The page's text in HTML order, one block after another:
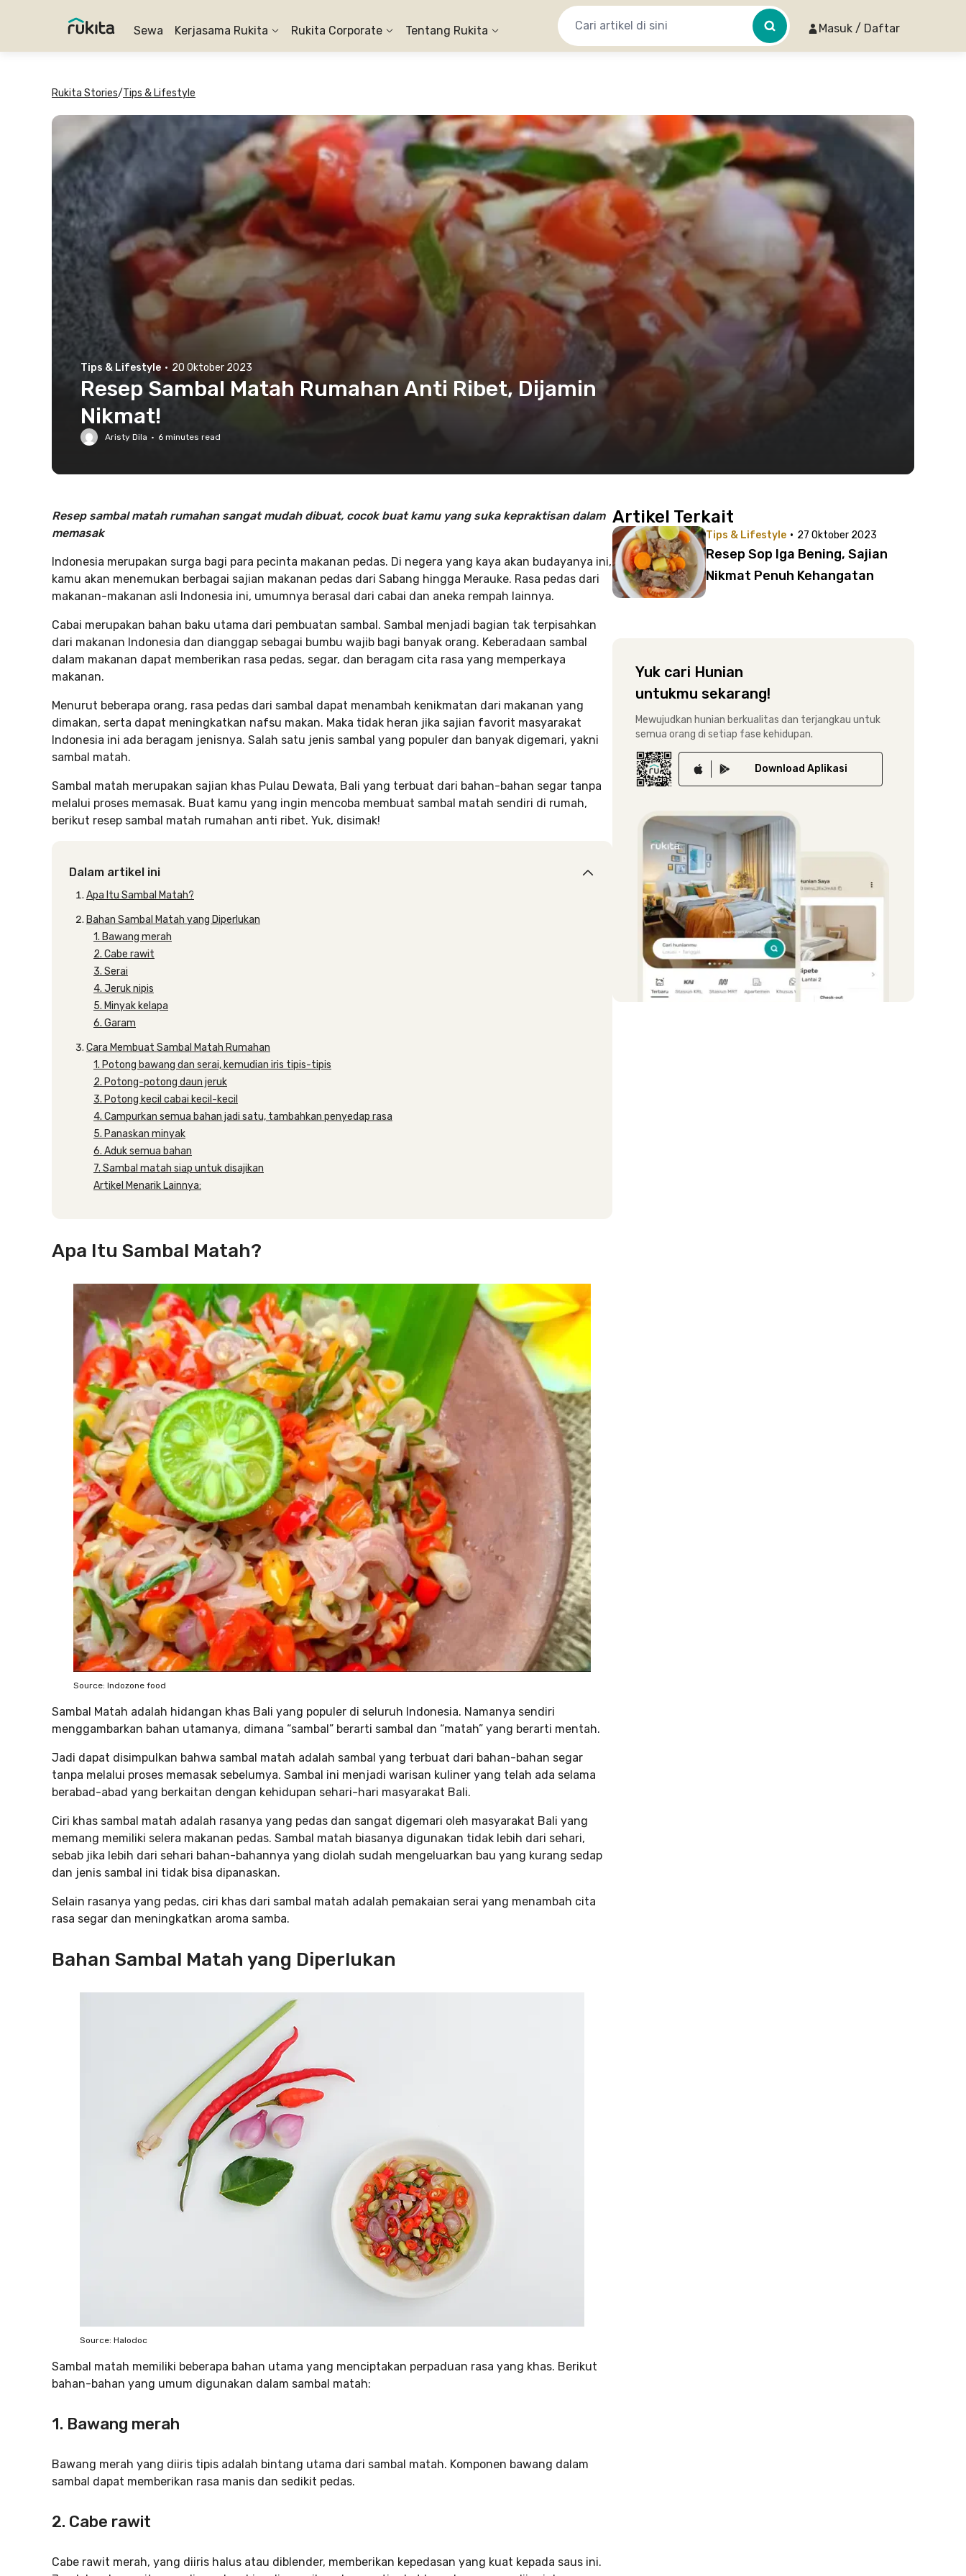
Sewa Kerjasama Rukita Rukita Corporate Tentang Rukita Masuk / Daftar
Rukita Stories/Tips & Lifestyle
Tips & Lifestyle · 20 Oktober 2023
Resep Sambal Matah Rumahan Anti Ribet, Dijamin
Nikmat!
Aristy Dila · 6 minutes read
Resep sambal matah rumahan sangat mudah dibuat, cocok buat kamu yang suka kepraktisan dalam
memasak
Indonesia merupakan surga bagi para pecinta makanan pedas. Di negera yang kaya akan budayanya ini,
kamu akan menemukan berbagai sajian makanan pedas dari Sabang hingga Merauke. Rasa pedas dari
makanan-makanan asli Indonesia ini, umumnya berasal dari cabai dan aneka rempah lainnya.
Cabai merupakan bahan baku utama dari pembuatan sambal. Sambal menjadi bagian tak terpisahkan
dari makanan Indonesia dan dianggap sebagai bumbu wajib bagi banyak orang. Keberadaan sambal
dalam makanan dapat memberikan rasa pedas, segar, dan beragam cita rasa yang memperkaya
makanan.
Menurut beberapa orang, rasa pedas dari sambal dapat menambah kenikmatan dari makanan yang
dimakan, serta dapat meningkatkan nafsu makan. Maka tidak heran jika sajian favorit masyarakat
Indonesia ini ada beragam jenisnya. Salah satu jenis sambal yang populer dan banyak digemari, yakni
sambal matah.
Sambal matah merupakan sajian khas Pulau Dewata, Bali yang terbuat dari bahan-bahan segar tanpa
melalui proses memasak. Buat kamu yang ingin mencoba membuat sambal matah sendiri di rumah,
berikut resep sambal matah rumahan anti ribet. Yuk, disimak!
Dalam artikel ini
Apa Itu Sambal Matah?
Bahan Sambal Matah yang Diperlukan
1. Bawang merah
2. Cabe rawit
3. Serai
4. Jeruk nipis
5. Minyak kelapa
6. Garam
Cara Membuat Sambal Matah Rumahan
1. Potong bawang dan serai, kemudian iris tipis-tipis
2. Potong-potong daun jeruk
3. Potong kecil cabai kecil-kecil
4. Campurkan semua bahan jadi satu, tambahkan penyedap rasa
5. Panaskan minyak
6. Aduk semua bahan
7. Sambal matah siap untuk disajikan
Artikel Menarik Lainnya:
Apa Itu Sambal Matah?
Source: Indozone food
Sambal Matah adalah hidangan khas Bali yang populer di seluruh Indonesia. Namanya sendiri
menggambarkan bahan utamanya, dimana “sambal” berarti sambal dan “matah” yang berarti mentah.
Jadi dapat disimpulkan bahwa sambal matah adalah sambal yang terbuat dari bahan-bahan segar
tanpa melalui proses memasak sebelumya. Sambal ini menjadi warisan kuliner yang telah ada selama
berabad-abad yang berkaitan dengan kehidupan sehari-hari masyarakat Bali.
Ciri khas sambal matah adalah rasanya yang pedas dan sangat digemari oleh masyarakat Bali yang
memang memiliki selera makanan pedas. Sambal matah biasanya digunakan tidak lebih dari sehari,
sebab jika lebih dari sehari bahan-bahannya yang diolah sudah mengeluarkan bau yang kurang sedap
dan jenis sambal ini tidak bisa dipanaskan.
Selain rasanya yang pedas, ciri khas dari sambal matah adalah pemakaian serai yang menambah cita
rasa segar dan meningkatkan aroma samba.
Bahan Sambal Matah yang Diperlukan
Source: Halodoc
Sambal matah memiliki beberapa bahan utama yang menciptakan perpaduan rasa yang khas. Berikut
bahan-bahan yang umum digunakan dalam sambal matah:
1. Bawang merah
Bawang merah yang diiris tipis adalah bintang utama dari sambal matah. Komponen bawang dalam
sambal dapat memberikan rasa manis dan sedikit pedas.
2. Cabe rawit
Cabe rawit merah, yang diiris halus atau diblender, memberikan kepedasan yang kuat kepada saus ini.
Artikel Terkait
Tips & Lifestyle · 27 Oktober 2023
Resep Sop Iga Bening, Sajian
Nikmat Penuh Kehangatan
Yuk cari Hunian
untukmu sekarang!
Mewujudkan hunian berkualitas dan terjangkau untuk
semua orang di setiap fase kehidupan.
Download Aplikasi